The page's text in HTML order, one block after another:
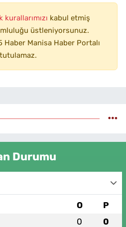
kabul etmiş
üstleniyorsunuz.
Haber Manisa Haber Portalı
Durumu
O P
0 0